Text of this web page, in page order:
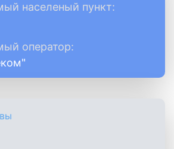
населеный пункт:
оператор: